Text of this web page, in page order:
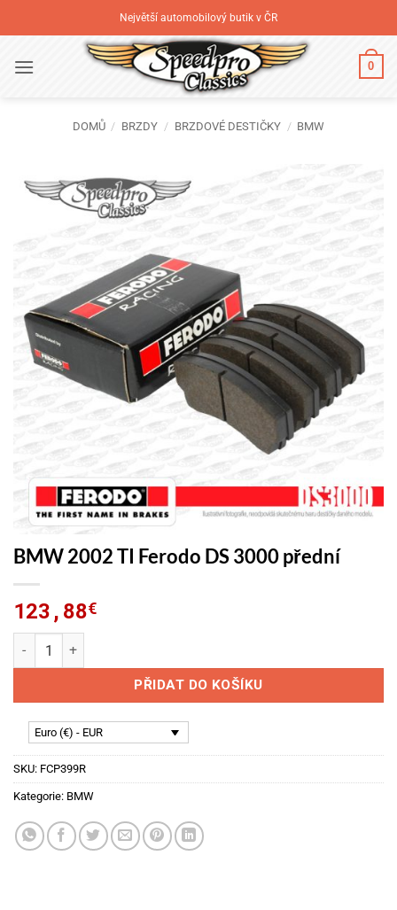
na
Největší automobilový butik v ČR
0
DOMŮ / BRZDY / BRZDOVÉ DESTIČKY / BMW
BMW 2002 TI Ferodo DS 3000 přední
123,88€
BMW 2002 TI Ferodo DS 3000 přední množství
PŘIDAT DO KOŠÍKU
Euro (€) - EUR
SKU: FCP399R
Kategorie: BMW